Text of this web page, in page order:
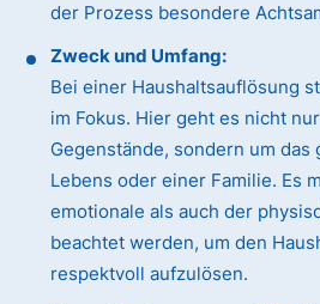
der Prozess besondere
Zweck und Umfang:
Bei einer Haushaltsauflösung
im Fokus. Hier geht es nicht
Gegenstände, sondern um das
Lebens oder einer Familie. Es
emotionale als auch der
beachtet werden, um den
respektvoll aufzulösen.